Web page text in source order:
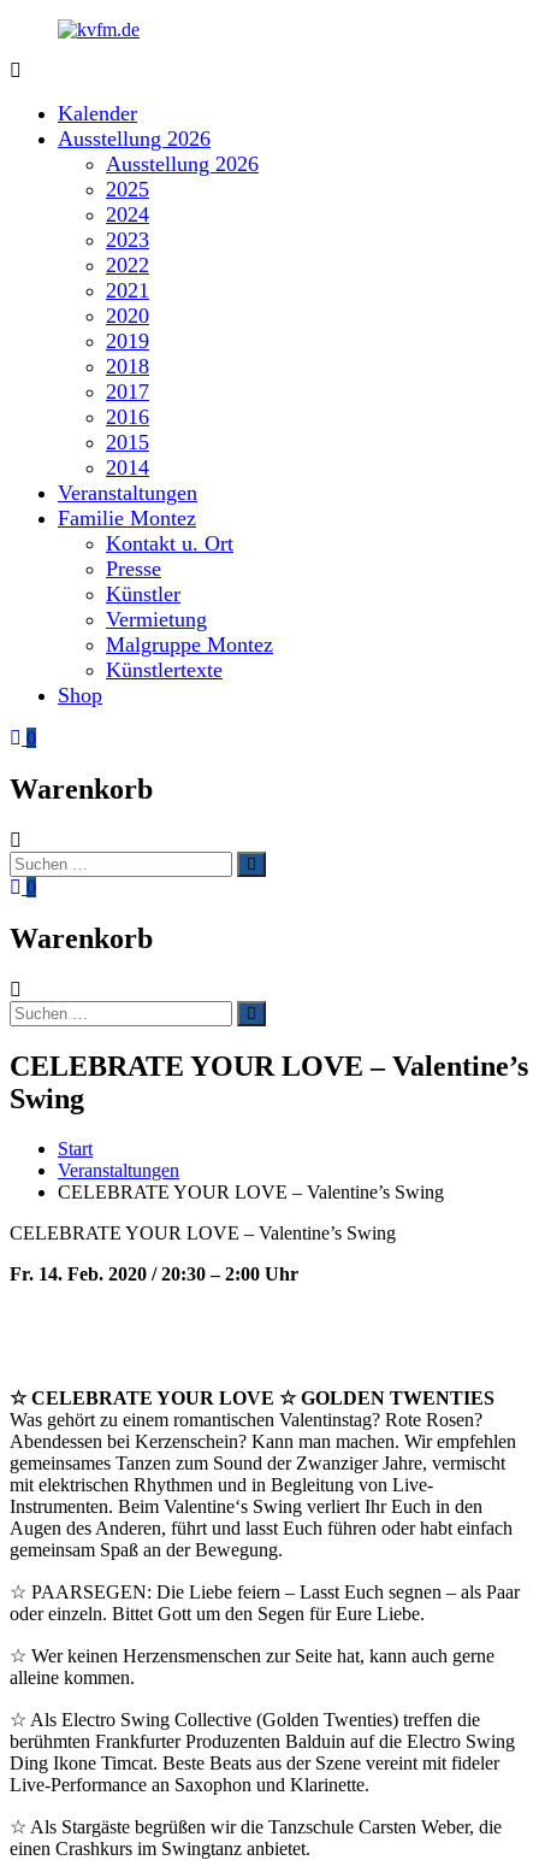
springen
Kalender
Ausstellung 2026
Ausstellung 2026
2025
2024
2023
2022
2021
2020
2019
2018
2017
2016
2015
2014
Veranstaltungen
Familie Montez
Kontakt u. Ort
Presse
Künstler
Vermietung
Malgruppe Montez
Künstlertexte
Shop
0
Warenkorb
Suchen
nach:
Suchen
0
Warenkorb
Suchen
nach:
Suchen
CELEBRATE YOUR LOVE – Valentine’s
Swing
Start
Veranstaltungen
CELEBRATE YOUR LOVE – Valentine’s Swing
CELEBRATE YOUR LOVE – Valentine’s Swing
Fr. 14. Feb. 2020 / 20:30 – 2:00 Uhr
☆ CELEBRATE YOUR LOVE ☆ GOLDEN TWENTIES
Was gehört zu einem romantischen Valentinstag? Rote Rosen?
Abendessen bei Kerzenschein? Kann man machen. Wir empfehlen
gemeinsames Tanzen zum Sound der Zwanziger Jahre, vermischt
mit elektrischen Rhythmen und in Begleitung von Live-
Instrumenten. Beim Valentine‘s Swing verliert Ihr Euch in den
Augen des Anderen, führt und lasst Euch führen oder habt einfach
gemeinsam Spaß an der Bewegung.
☆ PAARSEGEN: Die Liebe feiern – Lasst Euch segnen – als Paar
oder einzeln. Bittet Gott um den Segen für Eure Liebe.
☆ Wer keinen Herzensmenschen zur Seite hat, kann auch gerne
alleine kommen.
☆ Als Electro Swing Collective (Golden Twenties) treffen die
berühmten Frankfurter Produzenten Balduin auf die Electro Swing
Ding Ikone Timcat. Beste Beats aus der Szene vereint mit fideler
Live-Performance an Saxophon und Klarinette.
☆ Als Stargäste begrüßen wir die Tanzschule Carsten Weber, die
einen Crashkurs im Swingtanz anbietet.